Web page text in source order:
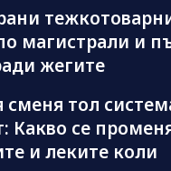
магистрали и
жегите
тол
Какво се
и леките коли